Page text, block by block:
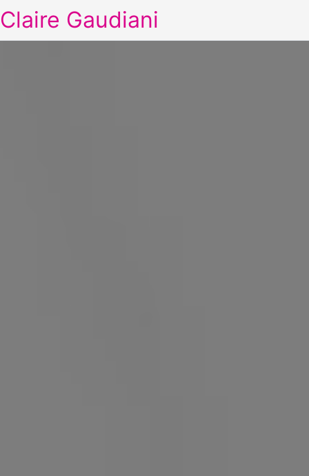
Claire Gaudiani